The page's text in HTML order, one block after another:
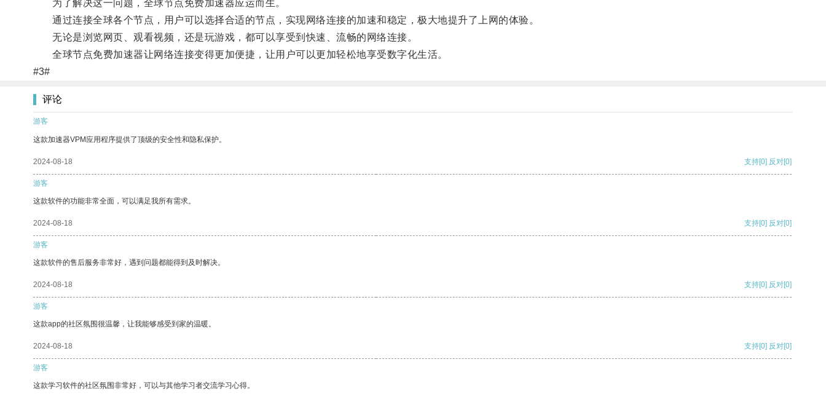
为了解决这一问题，全球节点免费加速器应运而生。
通过连接全球各个节点，用户可以选择合适的节点，实现网络连接的加速和稳定，极大地提升了上网的体验。
无论是浏览网页、观看视频，还是玩游戏，都可以享受到快速、流畅的网络连接。
全球节点免费加速器让网络连接变得更加便捷，让用户可以更加轻松地享受数字化生活。
#3#
评论
游客
这款加速器VPM应用程序提供了顶级的安全性和隐私保护。
2024-08-18 支持[0] 反对[0]
游客
这款软件的功能非常全面，可以满足我所有需求。
2024-08-18 支持[0] 反对[0]
游客
这款软件的售后服务非常好，遇到问题都能得到及时解决。
2024-08-18 支持[0] 反对[0]
游客
这款app的社区氛围很温馨，让我能够感受到家的温暖。
2024-08-18 支持[0] 反对[0]
游客
这款学习软件的社区氛围非常好，可以与其他学习者交流学习心得。